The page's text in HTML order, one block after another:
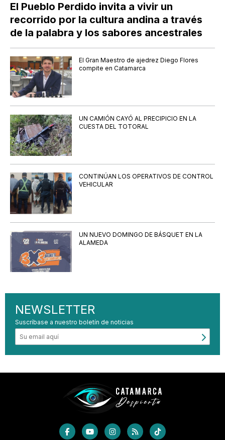
El Pueblo Perdido invita a vivir un
recorrido por la cultura andina a través
de la palabra y los sabores ancestrales
El Gran Maestro de ajedrez Diego Flores
compite en Catamarca
UN CAMIÓN CAYÓ AL PRECIPICIO EN LA
CUESTA DEL TOTORAL
CONTINÚAN LOS OPERATIVOS DE CONTROL
VEHICULAR
UN NUEVO DOMINGO DE BÁSQUET EN LA
ALAMEDA
NEWSLETTER
Suscríbase a nuestro boletín de noticias